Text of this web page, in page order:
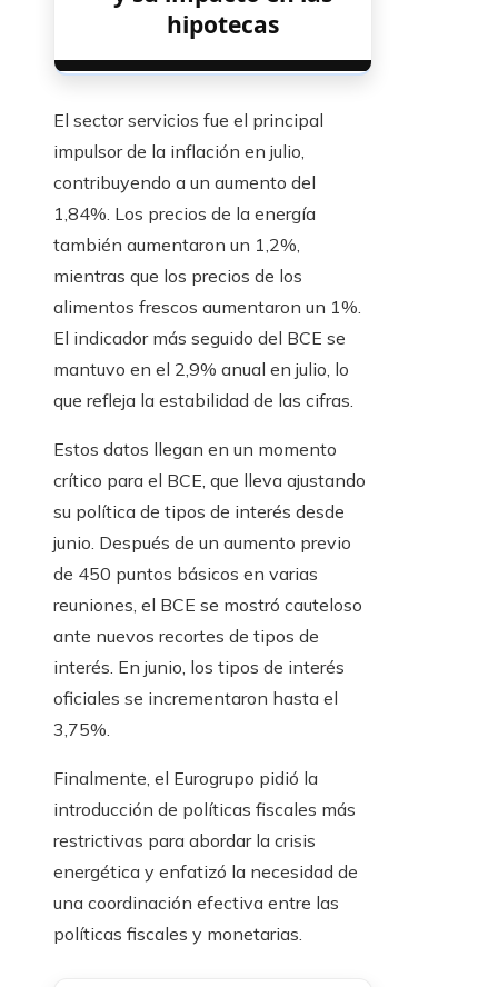
hipotecas
El sector servicios fue el principal
impulsor de la inflación en julio,
contribuyendo a un aumento del
1,84%. Los precios de la energía
también aumentaron un 1,2%,
mientras que los precios de los
alimentos frescos aumentaron un 1%.
El indicador más seguido del BCE se
mantuvo en el 2,9% anual en julio, lo
que refleja la estabilidad de las cifras.
Estos datos llegan en un momento
crítico para el BCE, que lleva ajustando
su política de tipos de interés desde
junio. Después de un aumento previo
de 450 puntos básicos en varias
reuniones, el BCE se mostró cauteloso
ante nuevos recortes de tipos de
interés. En junio, los tipos de interés
oficiales se incrementaron hasta el
3,75%.
Finalmente, el Eurogrupo pidió la
introducción de políticas fiscales más
restrictivas para abordar la crisis
energética y enfatizó la necesidad de
una coordinación efectiva entre las
políticas fiscales y monetarias.